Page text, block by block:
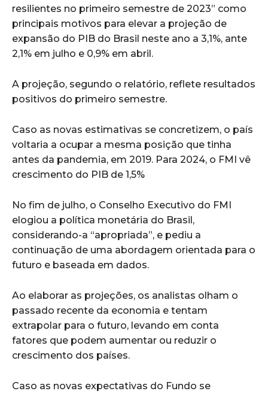
resilientes no primeiro semestre de 2023” como
principais motivos para elevar a projeção de
expansão do PIB do Brasil neste ano a 3,1%, ante
2,1% em julho e 0,9% em abril.
A projeção, segundo o relatório, reflete resultados
positivos do primeiro semestre.
Caso as novas estimativas se concretizem, o país
voltaria a ocupar a mesma posição que tinha
antes da pandemia, em 2019. Para 2024, o FMI vê
crescimento do PIB de 1,5%
No fim de julho, o Conselho Executivo do FMI
elogiou a política monetária do Brasil,
considerando-a “apropriada”, e pediu a
continuação de uma abordagem orientada para o
futuro e baseada em dados.
Ao elaborar as projeções, os analistas olham o
passado recente da economia e tentam
extrapolar para o futuro, levando em conta
fatores que podem aumentar ou reduzir o
crescimento dos países.
Caso as novas expectativas do Fundo se